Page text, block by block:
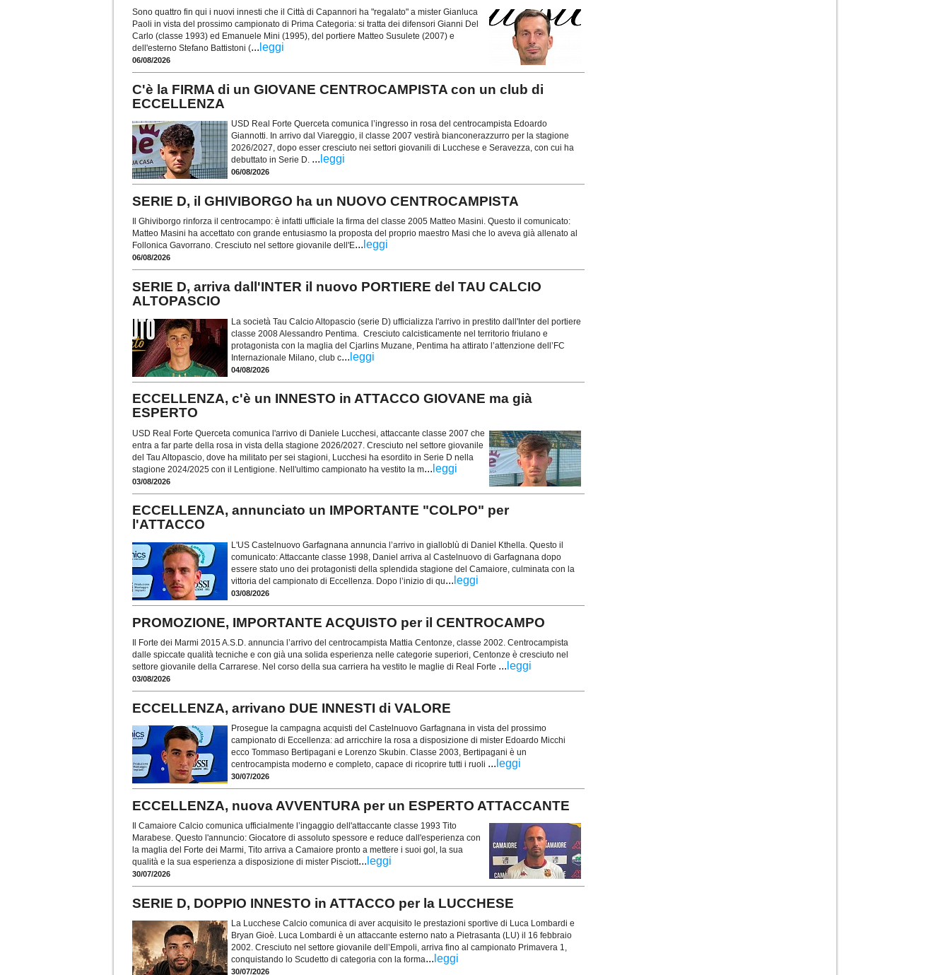
Sono quattro fin qui i nuovi innesti che il Città di Capannori ha "regalato" a mister Gianluca
Paoli in vista del prossimo campionato di Prima Categoria: si tratta dei difensori Gianni Del
Carlo (classe 1993) ed Emanuele Mini (1995), del portiere Matteo Susulete (2007) e
dell'esterno Stefano Battistoni (... leggi
06/08/2026
C'è la FIRMA di un GIOVANE CENTROCAMPISTA con un club di
ECCELLENZA
USD Real Forte Querceta comunica l’ingresso in rosa del centrocampista Edoardo
Giannotti. In arrivo dal Viareggio, il classe 2007 vestirà bianconerazzurro per la stagione
2026/2027, dopo esser cresciuto nei settori giovanili di Lucchese e Seravezza, con cui ha
debuttato in Serie D. ... leggi
06/08/2026
SERIE D, il GHIVIBORGO ha un NUOVO CENTROCAMPISTA
Il Ghiviborgo rinforza il centrocampo: è infatti ufficiale la firma del classe 2005 Matteo Masini. Questo il comunicato:
Matteo Masini ha accettato con grande entusiasmo la proposta del proprio maestro Masi che lo aveva già allenato al
Follonica Gavorrano. Cresciuto nel settore giovanile dell'E... leggi
06/08/2026
SERIE D, arriva dall'INTER il nuovo PORTIERE del TAU CALCIO
ALTOPASCIO
La società Tau Calcio Altopascio (serie D) ufficializza l'arrivo in prestito dall'Inter del portiere
classe 2008 Alessandro Pentima. Cresciuto calcisticamente nel territorio friulano e
protagonista con la maglia del Cjarlins Muzane, Pentima ha attirato l’attenzione dell’FC
Internazionale Milano, club c... leggi
04/08/2026
ECCELLENZA, c'è un INNESTO in ATTACCO GIOVANE ma già
ESPERTO
USD Real Forte Querceta comunica l'arrivo di Daniele Lucchesi, attaccante classe 2007 che
entra a far parte della rosa in vista della stagione 2026/2027. Cresciuto nel settore giovanile
del Tau Altopascio, dove ha militato per sei stagioni, Lucchesi ha esordito in Serie D nella
stagione 2024/2025 con il Lentigione. Nell'ultimo campionato ha vestito la m... leggi
03/08/2026
ECCELLENZA, annunciato un IMPORTANTE "COLPO" per
l'ATTACCO
L'US Castelnuovo Garfagnana annuncia l’arrivo in gialloblù di Daniel Kthella. Questo il
comunicato: Attaccante classe 1998, Daniel arriva al Castelnuovo di Garfagnana dopo
essere stato uno dei protagonisti della splendida stagione del Camaiore, culminata con la
vittoria del campionato di Eccellenza. Dopo l’inizio di qu... leggi
03/08/2026
PROMOZIONE, IMPORTANTE ACQUISTO per il CENTROCAMPO
Il Forte dei Marmi 2015 A.S.D. annuncia l’arrivo del centrocampista Mattia Centonze, classe 2002. Centrocampista
dalle spiccate qualità tecniche e con già una solida esperienza nelle categorie superiori, Centonze è cresciuto nel
settore giovanile della Carrarese. Nel corso della sua carriera ha vestito le maglie di Real Forte ... leggi
03/08/2026
ECCELLENZA, arrivano DUE INNESTI di VALORE
Prosegue la campagna acquisti del Castelnuovo Garfagnana in vista del prossimo
campionato di Eccellenza: ad arricchire la rosa a disposizione di mister Edoardo Micchi
ecco Tommaso Bertipagani e Lorenzo Skubin. Classe 2003, Bertipagani è un
centrocampista moderno e completo, capace di ricoprire tutti i ruoli ... leggi
30/07/2026
ECCELLENZA, nuova AVVENTURA per un ESPERTO ATTACCANTE
Il Camaiore Calcio comunica ufficialmente l’ingaggio dell'attaccante classe 1993 Tito
Marabese. Questo l'annuncio: Giocatore di assoluto spessore e reduce dall'esperienza con
la maglia del Forte dei Marmi, Tito arriva a Camaiore pronto a mettere i suoi gol, la sua
qualità e la sua esperienza a disposizione di mister Pisciott... leggi
30/07/2026
SERIE D, DOPPIO INNESTO in ATTACCO per la LUCCHESE
La Lucchese Calcio comunica di aver acquisito le prestazioni sportive di Luca Lombardi e
Bryan Gioè. Luca Lombardi è un attaccante esterno nato a Pietrasanta (LU) il 16 febbraio
2002. Cresciuto nel settore giovanile dell’Empoli, arriva fino al campionato Primavera 1,
conquistando lo Scudetto di categoria con la forma... leggi
30/07/2026